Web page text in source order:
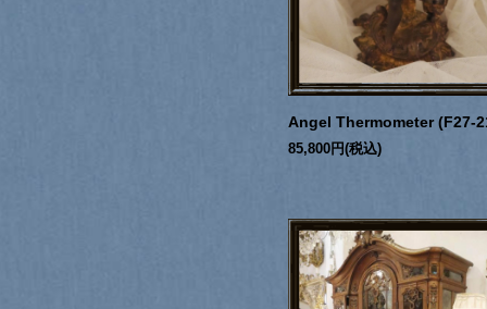
Angel Thermometer (F27-
85,800円(税込)